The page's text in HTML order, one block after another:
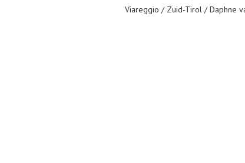
Viareggio / Zuid-Tirol / Daphne